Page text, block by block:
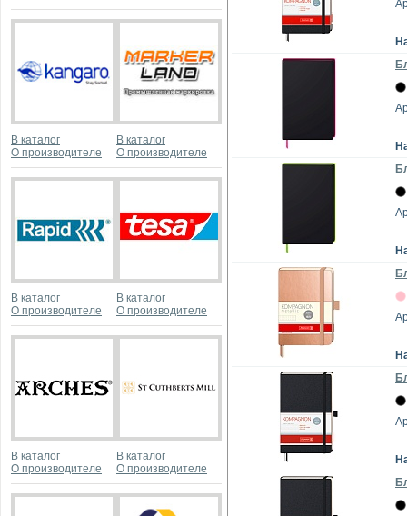
В каталог
О производителе
В каталог
О производителе
В каталог
О производителе
В каталог
О производителе
В каталог
О производителе
В каталог
О производителе